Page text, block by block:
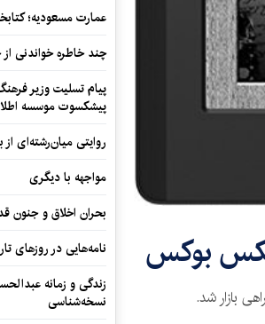
بوکس
عمارت مسعودیه؛
چند خاطره خواندنی
پیام تسلیت وزیر
پیشکسوت موسسه
روایتی میان‌رشته‌ای
مواجهه با دیگری
بحران اخلاق و جنون
نامه‌هایی در روزهای
زندگی و زمانه
نسخه‌شناسی